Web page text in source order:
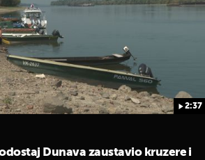
2:37
Dunava zaustavio kruzere i